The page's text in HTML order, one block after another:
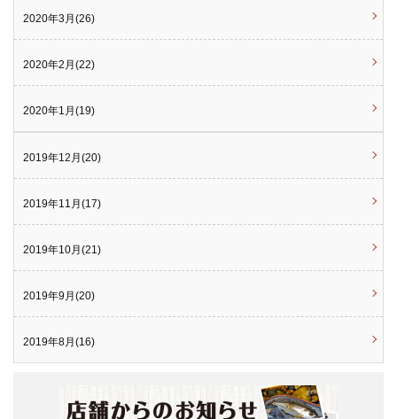
2020年3月(26)
2020年2月(22)
2020年1月(19)
2019年12月(20)
2019年11月(17)
2019年10月(21)
2019年9月(20)
2019年8月(16)